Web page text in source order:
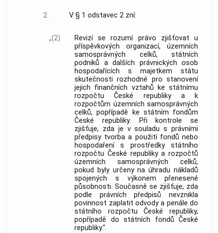
2. V § 1 odstavec 2 zní:
„(2)
Revizí se rozumí právo zjišťovat u
příspěvkových organizací, územních
samosprávných celků, státních
podniků a dalších právnických osob
hospodařících s majetkem státu
skutečnosti rozhodné pro stanovení
jejich finančních vztahů ke státnímu
rozpočtu České republiky a k
rozpočtům územních samosprávných
celků, popřípadě ke státním fondům
České republiky. Při kontrole se
zjišťuje, zda je v souladu s právními
předpisy tvorba a použití fondů nebo
hospodaření s prostředky státního
rozpočtu České republiky a rozpočtů
územních samosprávných celků,
pokud byly určeny na úhradu nákladů
spojených s výkonem přenesené
působnosti. Současně se zjišťuje, zda
podle právních předpisů nevznikla
povinnost zaplatit odvody a penále do
státního rozpočtu České republiky,
popřípadě do státních fondů České
republiky.“.